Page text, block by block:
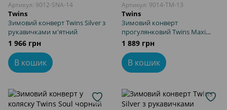
Артикул: 9012-SNA-14
Twins
Зимовий конверт Twins Silver з
рукавичками м'ятний
1 966 грн
В кошик
Артикул: 9014-TM-13
Twins
Зимовий конверт
прогулянковий Twins Maxi
чорний
1 889 грн
В кошик